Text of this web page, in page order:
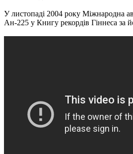
У листопаді 2004 року Міжнародна
Ан-225 у Книгу рекордів Гіннеса за